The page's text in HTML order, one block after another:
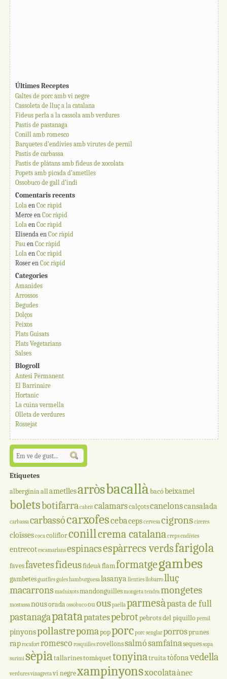
Últimes Receptes
Galtes de porc amb vi negre
Cassoleta de lluç a la catalana
Fideus perla a la cassola amb verdures
Pastís de pastanaga
Conill amb romesco
Barquetes d’endívies amb virutes de pernil
Pastís de carbassa
Pastís de plàtans amb fideus de xocolata
Popets amb picada d’ametlles
Ossobuco de gall d’indi
Comentaris recents
Lola en Coc ràpid
Merce en Coc ràpid
Lola en Coc ràpid
Elisenda en Coc ràpid
Pau en Coc ràpid
Lola en Coc ràpid
Roser en Coc ràpid
Categories
Amanides
Arrossos
Begudes
Dolços
Peixos
Plats Guisats
Plats Vegetarians
Salses
Blogroll
Antesi Permanent
El Barrinaire
Hortanic
La cuina vermella
Olleta de verdures
Rossejat
Etiquetes
albergíniaallametllesarròsbacallà bacóbeixamel
boletsbotifarracabritcalamarscalçotscanelonscansalada
carbassacarbassócarxofescebacepscervesacigronscireres
cloïssescocacoliflorconillcrema catalanacrepsendívies
entrecotescamarlansespinacsespàrrecs verdsfarigola
favesfavetesfideusfideuàflamformatgegambes
gambetesguatllesguleshamburguesalasanya llentiesllobarrolluç
macarronsmaduixotsmandonguillesmongeta tendramongetes
mostassanousoradaossobucoououspaellaparmesàpasta de full
pastanagapatatapatatespebrot pebrots del piquillopernil
pinyonspollastrepomapopporcporc senglarporrosprunes
raprocafortromesco rosquillesrovellonssalmósamfainasequessopa
surimi sèpiatallarinestomàquettonyinatruitatòfonavedella
verduresvinagretavi negrexampinyonsxocolataànec